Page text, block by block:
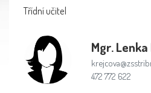
Třídní učitel
Mgr.
472 772 622